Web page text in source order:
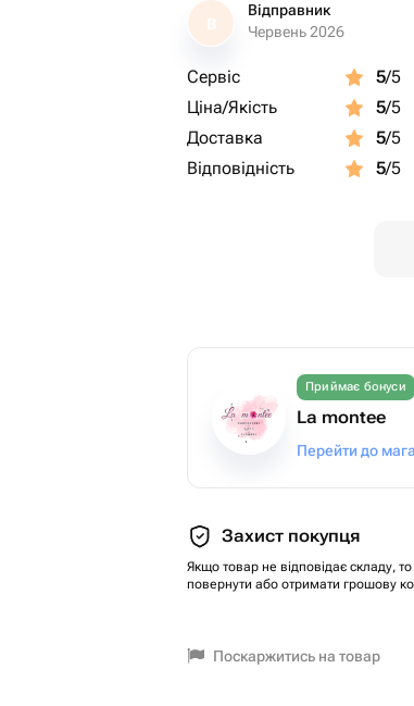
В
Відправник
Червень 2026
Сервіс 5/5
Ціна/Якість
5/5
Доставка
5/5
Відповідність
5/5
Приймає бонуси
La montee
Перейти до
Захист покупця
Якщо товар не відповідає складу,
повернути або отримати грошову
Поскаржитись на товар